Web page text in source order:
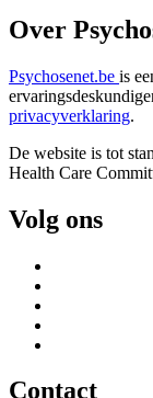
Over
Psychosenet.be is
privacyverklaring.
De website is tot
Health Care
Volg ons
Contact